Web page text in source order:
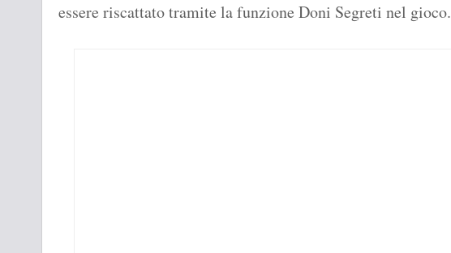
essere riscattato tramite la funzione Doni Segreti nel gioco.